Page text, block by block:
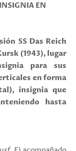
EN
SS Das Reich
(1943), lugar
para sus
en forma
insignia que
hasta